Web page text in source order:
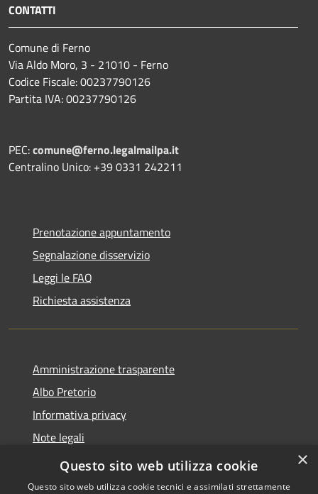
CONTATTI
Comune di Ferno
Via Aldo Moro, 3 - 21010 - Ferno
Codice Fiscale: 00237790126
Partita IVA: 00237790126
PEC:comune@ferno.legalmailpa.it
Centralino Unico: +39 0331 242211
Prenotazione appuntamento
Segnalazione disservizio
Leggi le FAQ
Richiesta assistenza
Amministrazione trasparente
Albo Pretorio
Informativa privacy
Note legali
Dichiarazione di accessibilità
×
Questo sito web utilizza cookie
Questo sito web utilizza cookie tecnici e assimilati strettamente